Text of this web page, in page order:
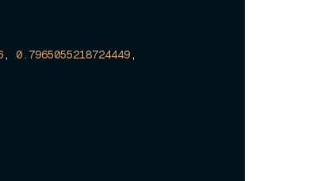
, 0.7965055218724449